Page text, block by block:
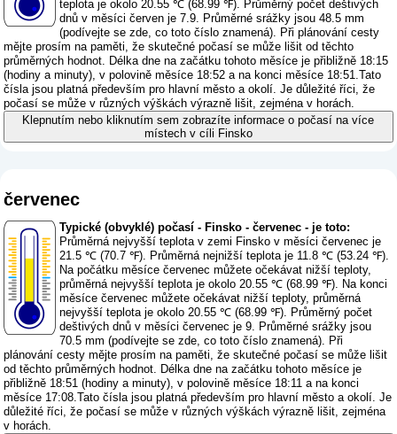
teplota je okolo 20.55 ℃ (68.99 ℉). Průměrný počet deštivých
dnů v měsíci červen je 7.9. Průměrné srážky jsou 48.5 mm
(podívejte se zde, co toto číslo znamená). Při plánování cesty
mějte prosím na paměti, že skutečné počasí se může lišit od těchto
průměrných hodnot. Délka dne na začátku tohoto měsíce je přibližně 18:15
(hodiny a minuty), v polovině měsíce 18:52 a na konci měsíce 18:51.Tato
čísla jsou platná především pro hlavní město a okolí. Je důležité říci, že
počasí se může v různých výškách výrazně lišit, zejména v horách.
Klepnutím nebo kliknutím sem zobrazíte informace o počasí na více
místech v cíli Finsko
červenec
Typické (obvyklé) počasí - Finsko - červenec - je toto:
Průměrná nejvyšší teplota v zemi Finsko v měsíci červenec je
21.5 ℃ (70.7 ℉). Průměrná nejnižší teplota je 11.8 ℃ (53.24 ℉).
Na počátku měsíce červenec můžete očekávat nižší teploty,
průměrná nejvyšší teplota je okolo 20.55 ℃ (68.99 ℉). Na konci
měsíce červenec můžete očekávat nižší teploty, průměrná
nejvyšší teplota je okolo 20.55 ℃ (68.99 ℉). Průměrný počet
deštivých dnů v měsíci červenec je 9. Průměrné srážky jsou
70.5 mm (podívejte se zde, co toto číslo znamená). Při
plánování cesty mějte prosím na paměti, že skutečné počasí se může lišit
od těchto průměrných hodnot. Délka dne na začátku tohoto měsíce je
přibližně 18:51 (hodiny a minuty), v polovině měsíce 18:11 a na konci
měsíce 17:08.Tato čísla jsou platná především pro hlavní město a okolí. Je
důležité říci, že počasí se může v různých výškách výrazně lišit, zejména
v horách.